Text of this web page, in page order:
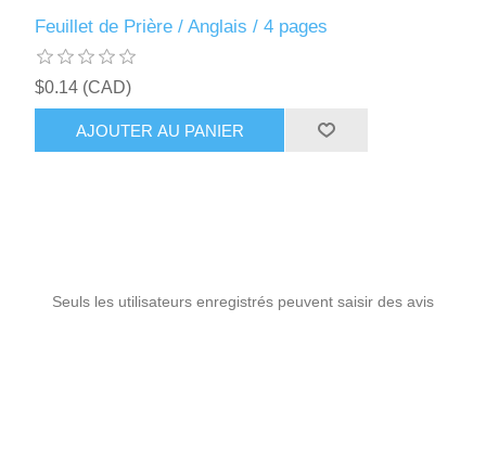
Feuillet de Prière / Anglais / 4 pages
$0.14 (CAD)
AJOUTER AU PANIER
Seuls les utilisateurs enregistrés peuvent saisir des avis